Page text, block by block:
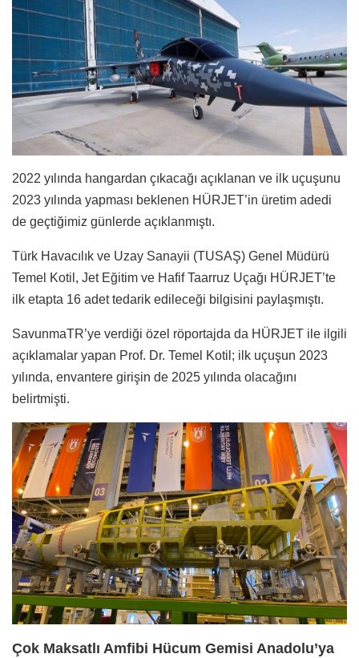
2022 yılında hangardan çıkacağı açıklanan ve ilk uçuşunu
2023 yılında yapması beklenen HÜRJET’in üretim adedi
de geçtiğimiz günlerde açıklanmıştı.
Türk Havacılık ve Uzay Sanayii (TUSAŞ) Genel Müdürü
Temel Kotil, Jet Eğitim ve Hafif Taarruz Uçağı HÜRJET’te
ilk etapta 16 adet tedarik edileceği bilgisini paylaşmıştı.
SavunmaTR’ye verdiği özel röportajda da HÜRJET ile ilgili
açıklamalar yapan Prof. Dr. Temel Kotil; ilk uçuşun 2023
yılında, envantere girişin de 2025 yılında olacağını
belirtmişti.
Çok Maksatlı Amfibi Hücum Gemisi Anadolu’ya